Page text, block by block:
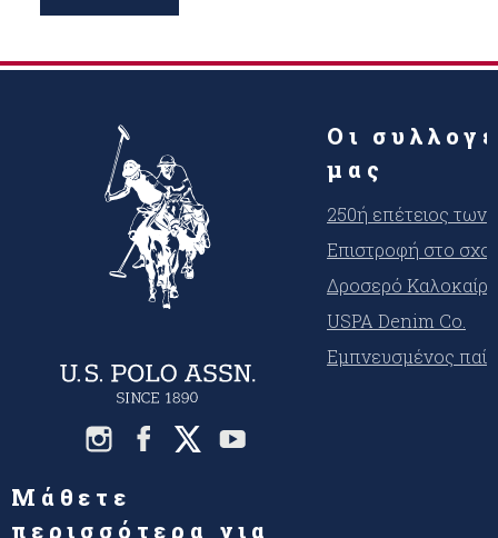
Οι
μας
250ή επέτειος
Επιστροφή στο
Δροσερό Καλοκαίρι
USPA Denim Co.
Εμπνευσμένος
Μάθετε
περισσότερα για